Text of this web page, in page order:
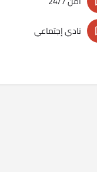
نادي إجتماعي